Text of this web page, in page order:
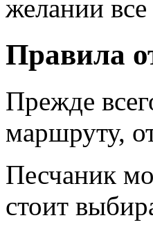
желании
Правила
Прежде
маршруту,
Песчаник
стоит